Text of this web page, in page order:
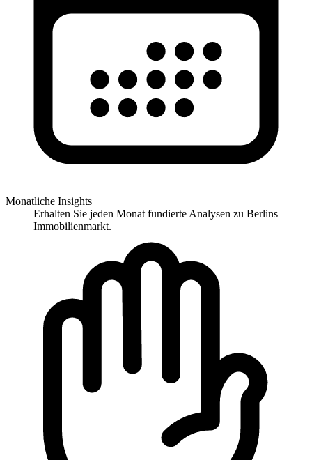
Monatliche Insights
Erhalten Sie jeden Monat fundierte Analysen zu Berlins
Immobilienmarkt.